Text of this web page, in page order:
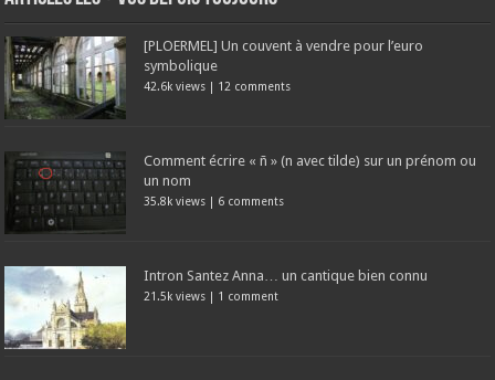
[PLOERMEL] Un couvent à vendre pour l’euro
symbolique
42.6k views | 12 comments
Comment écrire « ñ » (n avec tilde) sur un prénom ou
un nom
35.8k views | 6 comments
Intron Santez Anna… un cantique bien connu
21.5k views | 1 comment